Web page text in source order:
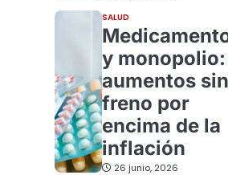
SALUD
y monopolio:
aumentos sin
freno por
encima de la
inflación
26 junio, 2026